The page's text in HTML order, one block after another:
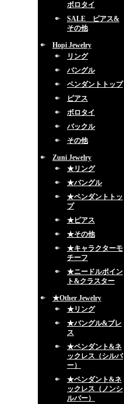
ボロタイ
SALE ピアス&
その他
Hopi Jewelry
リング
バングル
ペンダントトップ
ピアス
ボロタイ
バックル
その他
Zuni Jewelry
★リング
★バングル
★ペンダントトッ
プ
★ピアス
★その他
★キャラクターモ
チーフ
★ニードルポイン
ト&クラスター
★Other Jewelry
★リング
★バングル&ブレ
ス
★ペンダント&ネ
ックレス（シルバ
ー）
★ペンダント&ネ
ックレス（ノンシ
ルバー）